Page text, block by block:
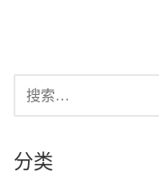
索：
分类